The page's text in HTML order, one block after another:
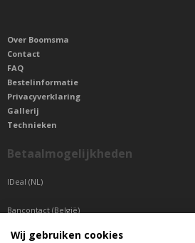
Over Boomsma
Contact
FAQ
Bestelinformatie
Privacyverklaring
Gallerij
Technieken
Betaalmogelijkheden
IDeal (NL)
Bancontact (België)
Sepa betaling (Overige landen)
Wij gebruiken cookies